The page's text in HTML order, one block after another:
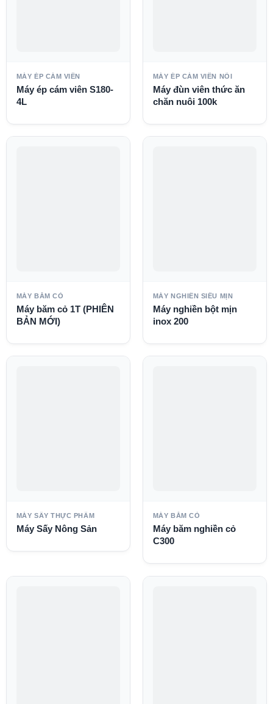
MÁY ÉP CÁM VIÊN
Máy ép cám viên S180-
4L
MÁY ÉP CÁM VIÊN NỔI
Máy đùn viên thức ăn
chăn nuôi 100k
MÁY BĂM CỎ
Máy băm cỏ 1T (PHIÊN
BẢN MỚI)
MÁY NGHIỀN SIÊU MỊN
Máy nghiền bột mịn
inox 200
MÁY SẤY THỰC PHẨM
Máy Sấy Nông Sản
MÁY BĂM CỎ
Máy băm nghiền cỏ
C300